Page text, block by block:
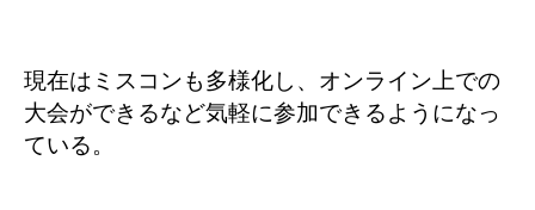
現在はミスコンも多様化し、オンライン上での
大会ができるなど気軽に参加できるようになっ
ている。